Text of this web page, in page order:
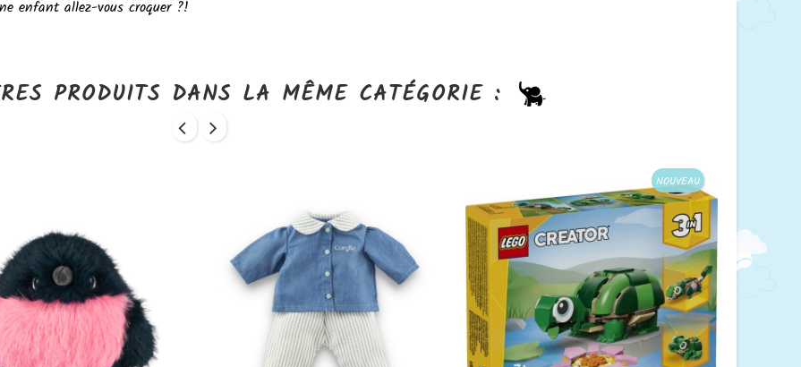
enfant allez-vous croquer ?!
PRODUITS DANS LA MÊME CATÉGORIE :
NOUVEAU